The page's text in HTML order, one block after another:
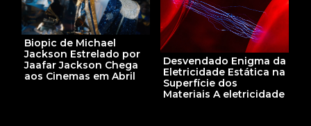
Biopic de Michael
Jackson Estrelado por
Jaafar Jackson Chega
aos Cinemas em Abril
Desvendado Enigma da
Eletricidade Estática na
Superfície dos
Materiais A eletricidade